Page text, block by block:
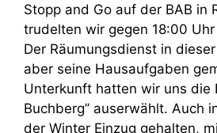
Stopp and Go auf der BAB in
trudelten wir gegen 18:00
Der Räumungsdienst in
aber seine Hausaufgaben
Unterkunft hatten wir uns die
Buchberg’’ auserwählt. Auch
der Winter Einzug gehalten,